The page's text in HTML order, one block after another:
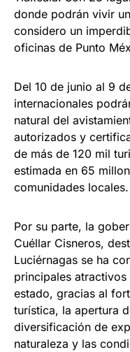
donde podrán vivir
considero un
oficinas de Punto
Del 10 de junio al 9
internacionales
natural del
autorizados y
de más de 120 mil
estimada en 65
comunidades locales.
Por su parte, la
Cuéllar Cisneros,
Luciérnagas se ha
principales
estado, gracias al
turística, la apertura
diversificación de
naturaleza y las